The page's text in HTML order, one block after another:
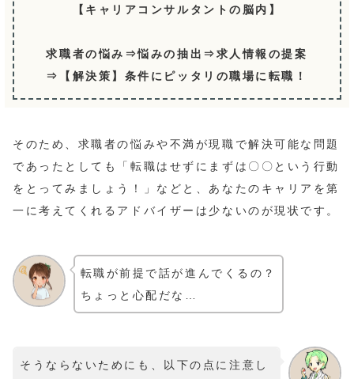
【キャリアコンサルタントの脳内】
求職者の悩み⇒悩みの抽出⇒求人情報の提案
⇒【解決策】条件にピッタリの職場に転職！
そのため、求職者の悩みや不満が現職で解決可能な問題
であったとしても「転職はせずにまずは〇〇という行動
をとってみましょう！」などと、あなたのキャリアを第
一に考えてくれるアドバイザーは少ないのが現状です。
転職が前提で話が進んでくるの？
ちょっと心配だな…
そうならないためにも、以下の点に注意し